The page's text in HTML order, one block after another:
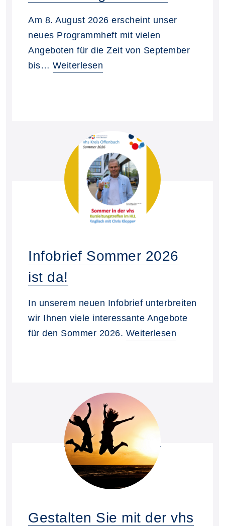
Am 8. August 2026 erscheint unser
neues Programmheft mit vielen
Angeboten für die Zeit von September
bis… Weiterlesen
Infobrief Sommer 2026
ist da!
In unserem neuen Infobrief unterbreiten
wir Ihnen viele interessante Angebote
für den Sommer 2026. Weiterlesen
Gestalten Sie mit der vhs